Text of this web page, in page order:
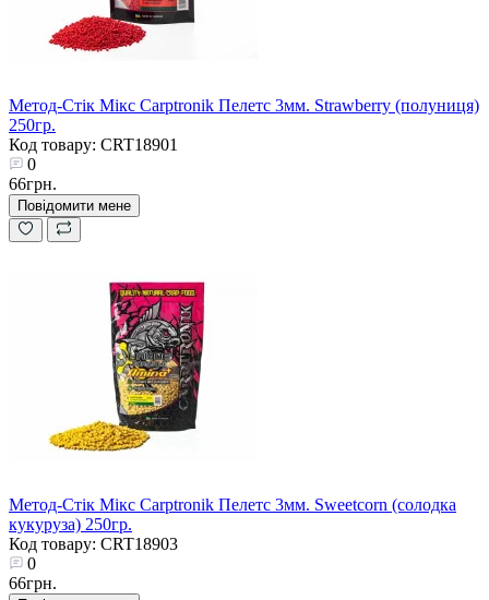
Метод-Стік Мікс Carptronik Пелетс 3мм. Strawberry (полуниця)
250гр.
Код товару: CRT18901
0
66грн.
Повідомити мене
Метод-Стік Мікс Carptronik Пелетс 3мм. Sweetcorn (солодка
кукуруза) 250гр.
Код товару: CRT18903
0
66грн.